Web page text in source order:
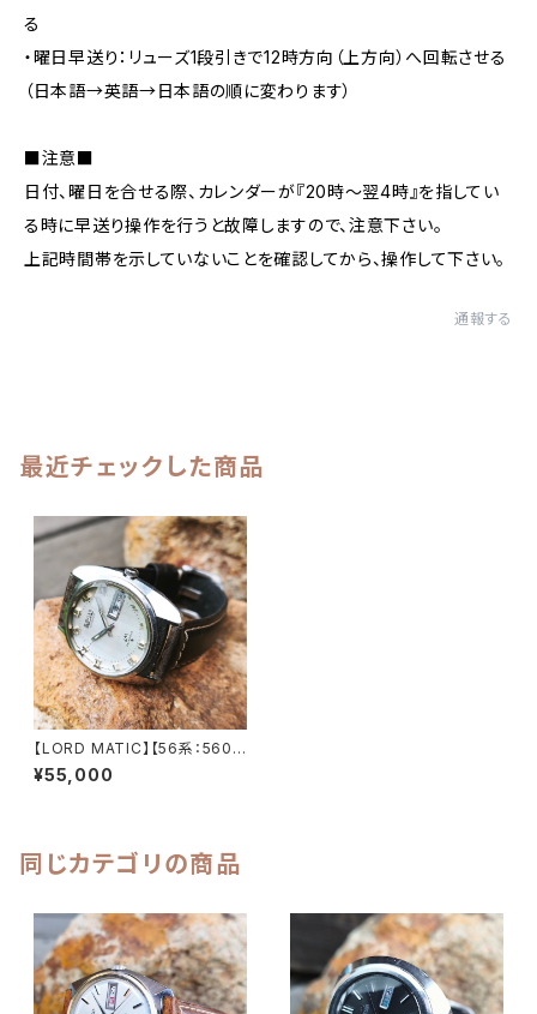
る
・曜日早送り：リューズ1段引きで12時方向（上方向）へ回転させる
（日本語→英語→日本語の順に変わります）
■注意■
日付、曜日を合せる際、カレンダーが『20時～翌4時』を指してい
る時に早送り操作を行うと故障しますので、注意下さい。
上記時間帯を示していないことを確認してから、操作して下さい。
通報する
最近チェックした商品
【LORD MATIC】【56系：5606
-7230】【9面カットグラス 新
品】SEIKO/セイコーロードマチ
三針 メンズウォッチ【5606-72
30-2】
¥55,000
同じカテゴリの商品